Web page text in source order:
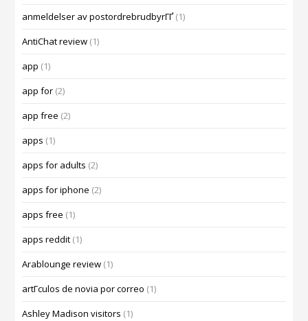
anmeldelser av postordrebrudbyrГҐ (1)
AntiChat review (1)
app (1)
app for (2)
app free (2)
apps (1)
apps for adults (2)
apps for iphone (2)
apps free (1)
apps reddit (1)
Arablounge review (1)
artГ­culos de novia por correo (1)
Ashley Madison visitors (1)